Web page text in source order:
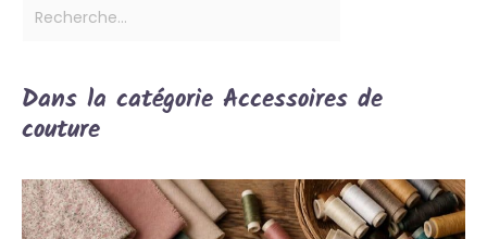
Dans la catégorie Accessoires de
couture